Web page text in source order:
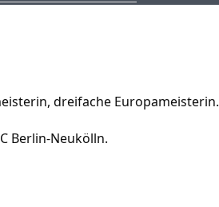
dreifache Europameisterin.
Berlin-Neukölln.